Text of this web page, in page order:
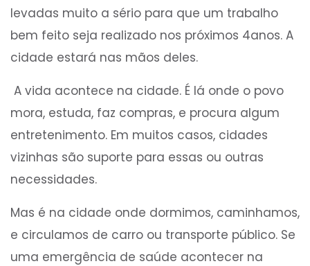
levadas muito a sério para que um trabalho
bem feito seja realizado nos próximos 4anos. A
cidade estará nas mãos deles.
A vida acontece na cidade. É lá onde o povo
mora, estuda, faz compras, e procura algum
entretenimento. Em muitos casos, cidades
vizinhas são suporte para essas ou outras
necessidades.
Mas é na cidade onde dormimos, caminhamos,
e circulamos de carro ou transporte público. Se
uma emergência de saúde acontecer na